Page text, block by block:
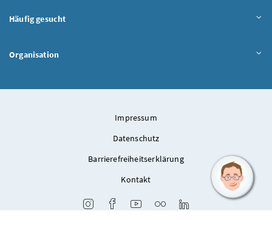
Häufig gesucht
Organisation
Impressum
Datenschutz
Barrierefreiheitserklärung
Kontakt
InstagramFacebookYoutubeFlickr